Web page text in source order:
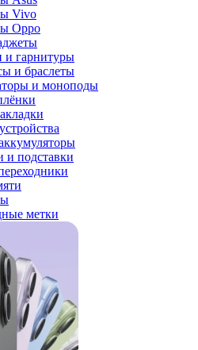
Vivo
Oppo
гарнитуры
и браслеты
и моноподы
и подставки
метки